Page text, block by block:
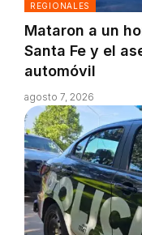
REGIONALES
Mataron a un
Santa Fe y el
automóvil
agosto 7, 2026